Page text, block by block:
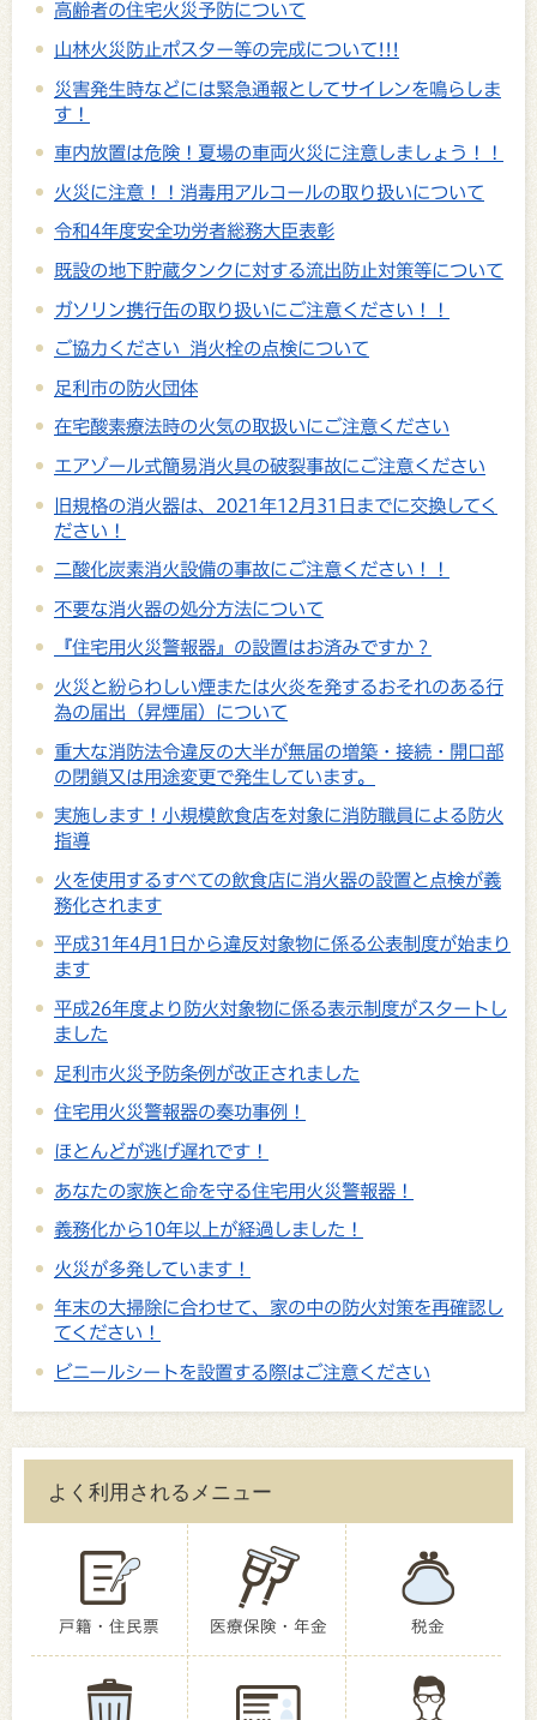
高齢者の住宅火災予防について
山林火災防止ポスター等の完成について!!!
災害発生時などには緊急通報としてサイレンを鳴らしま
す！
車内放置は危険！夏場の車両火災に注意しましょう！！
火災に注意！！消毒用アルコールの取り扱いについて
令和4年度安全功労者総務大臣表彰
既設の地下貯蔵タンクに対する流出防止対策等について
ガソリン携行缶の取り扱いにご注意ください！！
ご協力ください 消火栓の点検について
足利市の防火団体
在宅酸素療法時の火気の取扱いにご注意ください
エアゾール式簡易消火具の破裂事故にご注意ください
旧規格の消火器は、2021年12月31日までに交換してく
ださい！
二酸化炭素消火設備の事故にご注意ください！！
不要な消火器の処分方法について
『住宅用火災警報器』の設置はお済みですか？
火災と紛らわしい煙または火炎を発するおそれのある行
為の届出（昇煙届）について
重大な消防法令違反の大半が無届の増築・接続・開口部
の閉鎖又は用途変更で発生しています。
実施します！小規模飲食店を対象に消防職員による防火
指導
火を使用するすべての飲食店に消火器の設置と点検が義
務化されます
平成31年4月1日から違反対象物に係る公表制度が始まり
ます
平成26年度より防火対象物に係る表示制度がスタートし
ました
足利市火災予防条例が改正されました
住宅用火災警報器の奏功事例！
ほとんどが逃げ遅れです！
あなたの家族と命を守る住宅用火災警報器！
義務化から10年以上が経過しました！
火災が多発しています！
年末の大掃除に合わせて、家の中の防火対策を再確認し
てください！
ビニールシートを設置する際はご注意ください
よく利用されるメニュー
戸籍・住民票 医療保険・年金 税金